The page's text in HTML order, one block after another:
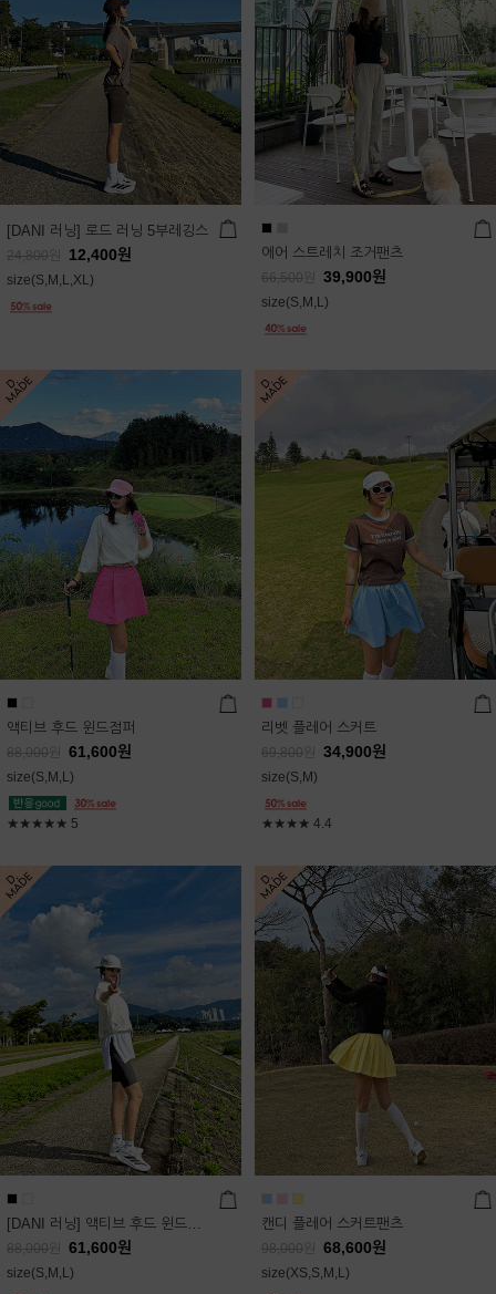
[DANI 러닝] 로드 러닝 5부레깅스
24,800 12,400원
size(S,M,L,XL)
에어 스트레치 조거팬츠
66,500 39,900원
size(S,M,L)
액티브 후드 윈드점퍼
88,000 61,600원
size(S,M,L)
★★★★★ 5
리벳 플레어 스커트
69,800 34,900원
size(S,M)
★★★★ 4.4
[DANI 러닝] 액티브 후드 윈드점퍼
88,000 61,600원
size(S,M,L)
캔디 플레어 스커트팬츠
98,000 68,600원
size(XS,S,M,L)